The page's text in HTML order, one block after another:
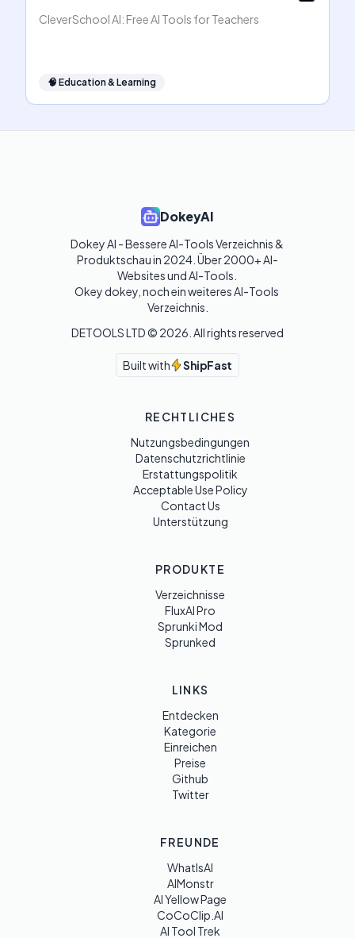
CleverSchool AI: Free AI Tools for Teachers
🧠 Education & Learning
DokeyAI
Dokey AI - Bessere AI-Tools Verzeichnis &
Produktschau in 2024. Über 2000+ AI-
Websites und AI-Tools.
Okey dokey, noch ein weiteres AI-Tools
Verzeichnis.
DETOOLS LTD © 2026 . All rights reserved
Built with ShipFast
RECHTLICHES
Nutzungsbedingungen
Datenschutzrichtlinie
Erstattungspolitik
Acceptable Use Policy
Contact Us
Unterstützung
PRODUKTE
Verzeichnisse
FluxAI Pro
Sprunki Mod
Sprunked
LINKS
Entdecken
Kategorie
Einreichen
Preise
Github
Twitter
FREUNDE
WhatIsAI
AIMonstr
AI Yellow Page
CoCoClip.AI
AI Tool Trek